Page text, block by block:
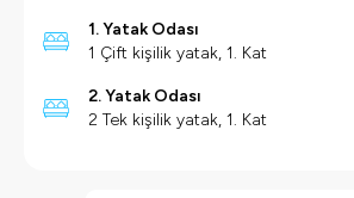
1. Yatak Odası
1 Çift kişilik yatak, 1. Kat
2. Yatak Odası
2 Tek kişilik yatak, 1. Kat